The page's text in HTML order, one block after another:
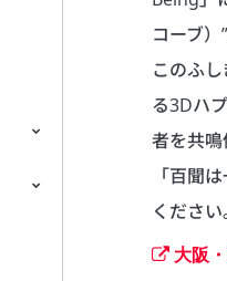
コーブ）
このふ
る3Dハ
者を共鳴
「百聞
ください
大阪